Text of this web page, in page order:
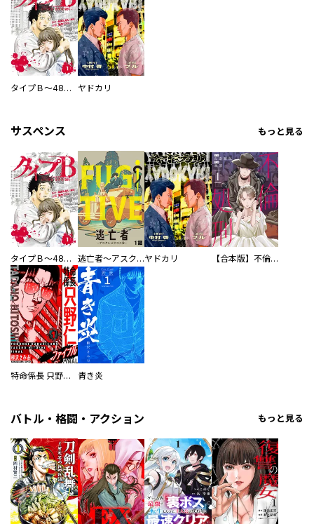
タイプＢ～48時間後、致死率100％～【単話】 ヤドカリ
サスペンス もっと見る
タイプＢ～48時間後、致死率100％～【単話】 逃亡者～アスクレピオスの杖～ヤドカリ 【合本版】不倫処刑
特命係長 只野仁ファイナル 愛蔵版 青き炎
バトル・格闘・アクション もっと見る